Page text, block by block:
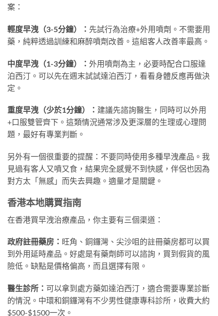
案：
輕度早洩（3-5分鐘）： 先試行為治療+外用噴劑。不需要用
藥，純粹透過訓練和麻醉噴劑改善。這組客人改善率最高。
中度早洩（1-3分鐘）： 外用噴劑為主，必要時配合口服達
泊西汀。可以先在週末試試達泊西汀，看看身體反應再做決
定。
重度早洩（少於1分鐘）： 建議先諮詢醫生，同時可以外用
+口服雙管齊下。這類情況通常涉及更深層的生理或心理問
題，最好有專業判斷。
另外有一個很重要的提醒：不要同時使用多種早洩產品。我
見過有客人又噴又食，結果完全感覺不到快感，伴侶也因為
對方太「無感」而失去興趣。適量才是關鍵。
香港本地購買指南
在香港買早洩治療產品，你主要有三個渠道：
政府註冊藥房： 旺角、銅鑼灣、尖沙咀的註冊藥房都可以買
到外用延時產品。好處是有藥劑師可以諮詢，買到假貨的風
險低。缺點是價格偏高，而且選擇有限。
醫生診所： 可以拿到處方藥如達泊西汀，適合需要專業診斷
的情況。中環和銅鑼灣有不少男性健康專科診所，收費大約
$500-$1500一次。